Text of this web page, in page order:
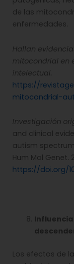
de las
enfermedades.
Hallan
mitocondrial en
intelectual.
https://
mitocondrial-
Investigación
and clinical
autism
Hum Mol Genet.
https://doi.org/
Los efectos de